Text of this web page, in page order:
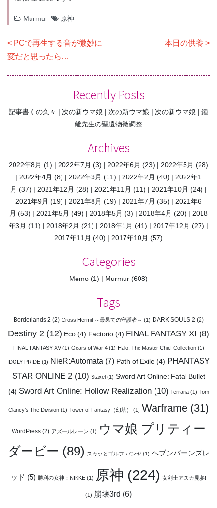
Murmur 原神
投
稿
ナ
ー
ン
PCで再生する音が微妙に
変だと思ったら…
本日の供養
Recently Posts
記事書くの久々 次の新ウマ娘 次の新ウマ娘 次の新ウマ娘
鍾
離先生の聖遺物微調整
Archives
2022年8月 (1) 2022年7月 (3) 2022年6月 (23) 2022年5月 (28)
2022年4月 (8) 2022年3月 (11) 2022年2月 (40)
2022年1
月 (37) 2021年12月 (28) 2021年11月 (11) 2021年10月 (24)
2021年9月 (19) 2021年8月 (19) 2021年7月 (35)
2021年6
月 (53) 2021年5月 (49) 2018年5月 (3) 2018年4月 (20)
2018
年3月 (11) 2018年2月 (21) 2018年1月 (41) 2017年12月 (27)
2017年11月 (40) 2017年10月 (57)
Categories
Memo (1) Murmur (608)
Tags
Borderlands 2 (2) Cross Hermit ～最果ての守護者～ (1) DARK SOULS 2 (2)
Destiny 2 (12) Eco (4) Factorio (4) FINAL FANTASY XI (8)
FINAL FANTASY XV(1) Gears of War 4(1) Halo: The Master Chief Collection(1)
IDOLY PRIDE (1) NieR:Automata (7) Path of Exile (4) PHANTASY
STAR ONLINE 2(10) Staxel(1) Sword Art Online: Fatal Bullet
(4) Sword Art Online: Hollow Realization(10) Terraria(1) Tom
Clancy’s The Division (1) Tower of Fantasy（幻塔） (1) Warframe (31)
WordPress(2) アズールレーン (1)
ウマ娘 プリティー
ダービー (89) スカッとゴルフ パンヤ (1) ヘブンバーンズレ
ッド (5) 勝利の女神：NIKKE (1) 原神 (224) 女剣士アスカ見参!
(1) 崩壊3rd (6)